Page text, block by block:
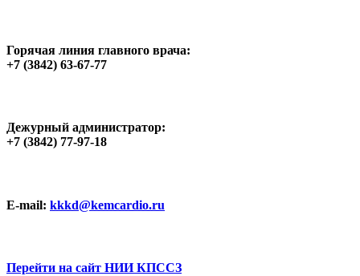
Горячая линия главного врача:
+7 (3842) 63-67-77
Дежурный администратор:
+7 (3842) 77-97-18
E-mail: kkkd@kemcardio.ru
Перейти на сайт НИИ КПССЗ